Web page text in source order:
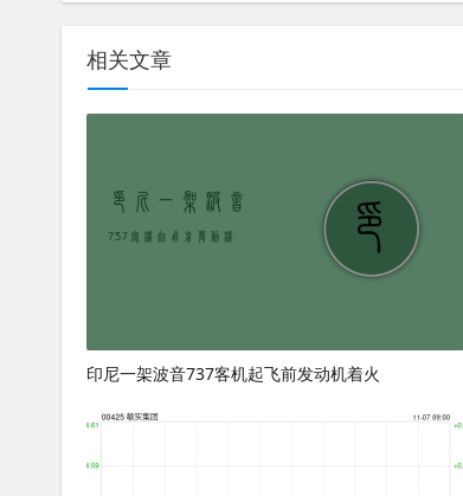
相关文章
印尼一架波音737客机起飞前发动机着火